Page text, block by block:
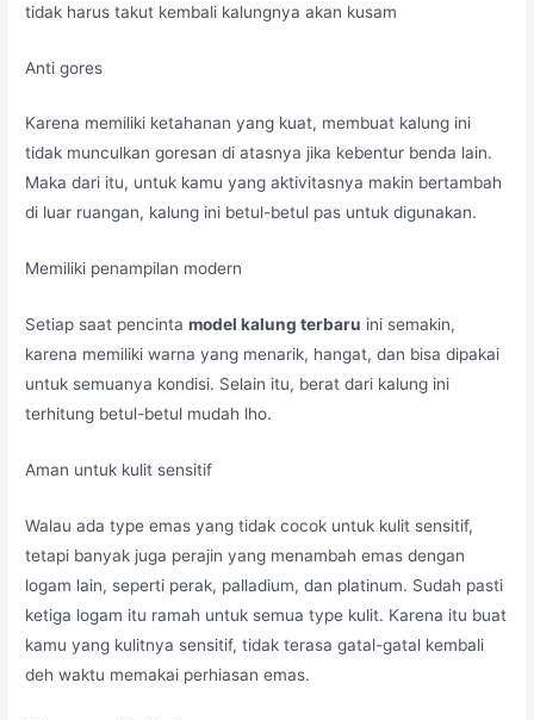
tidak harus takut kembali kalungnya akan kusam
Anti gores
Karena memiliki ketahanan yang kuat, membuat kalung ini
tidak munculkan goresan di atasnya jika kebentur benda lain.
Maka dari itu, untuk kamu yang aktivitasnya makin bertambah
di luar ruangan, kalung ini betul-betul pas untuk digunakan.
Memiliki penampilan modern
Setiap saat pencintamodel kalung terbaru ini semakin,
karena memiliki warna yang menarik, hangat, dan bisa dipakai
untuk semuanya kondisi. Selain itu, berat dari kalung ini
terhitung betul-betul mudah lho.
Aman untuk kulit sensitif
Walau ada type emas yang tidak cocok untuk kulit sensitif,
tetapi banyak juga perajin yang menambah emas dengan
logam lain, seperti perak, palladium, dan platinum. Sudah pasti
ketiga logam itu ramah untuk semua type kulit. Karena itu buat
kamu yang kulitnya sensitif, tidak terasa gatal-gatal kembali
deh waktu memakai perhiasan emas.